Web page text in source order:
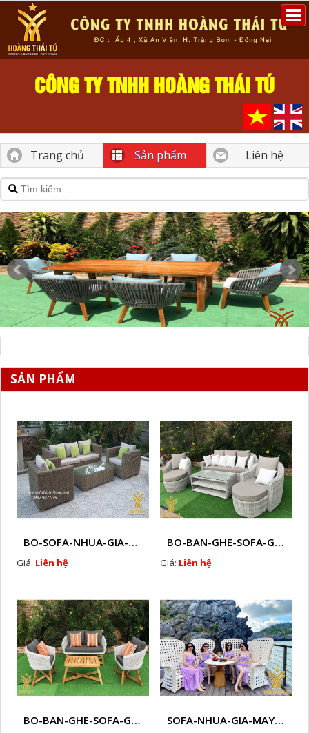
CÔNG TY TNHH HOÀNG THÁI TÚ
Trang chủ Sản phẩm Liên hệ
SẢN PHẨM
BO-SOFA-NHUA-GIA-MAY-HTT - S77
Giá: Liên hệ
BO-BAN-GHE-SOFA-GIA-MAY-HTT - S81
Giá: Liên hệ
BO-BAN-GHE-SOFA-GIA-MAY-HTT - S83 SOFA-NHUA-GIA-MAY-HTT - S84